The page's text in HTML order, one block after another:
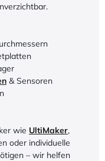
& Sensoren
wie UltiMaker,
oder individuelle
– wir helfen